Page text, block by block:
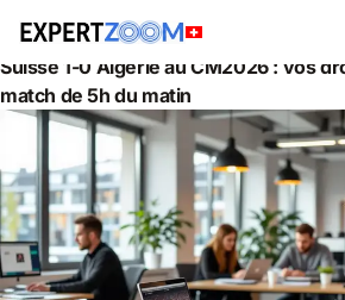
Actualités
Juridique
Suisse 1-0 Algérie au CM2026 : vos
match de 5h du matin